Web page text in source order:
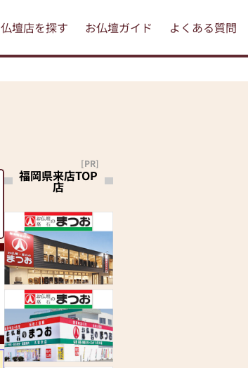
仏壇店を探す お仏壇ガイド よくある質問
福岡県来店TOP
店
[PR]